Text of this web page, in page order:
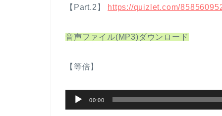
【Part.2】
https://quizlet.com/
音声ファイル(MP3)ダウンロード
【等倍】
声
00:00